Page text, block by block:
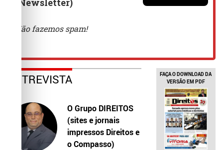
ENTREVISTA
O Grupo DIREITOS
(sites e jornais
impressos Direitos e
o Compasso)
FAÇA O DOWNLOAD DA
VERSÃO EM PDF